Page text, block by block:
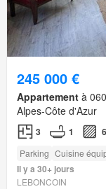
245 000 €
Appartement à
Alpes-Côte d'Azur
3 1
Parking Cuisine
Il y a 30+ jours
LEBONCOIN